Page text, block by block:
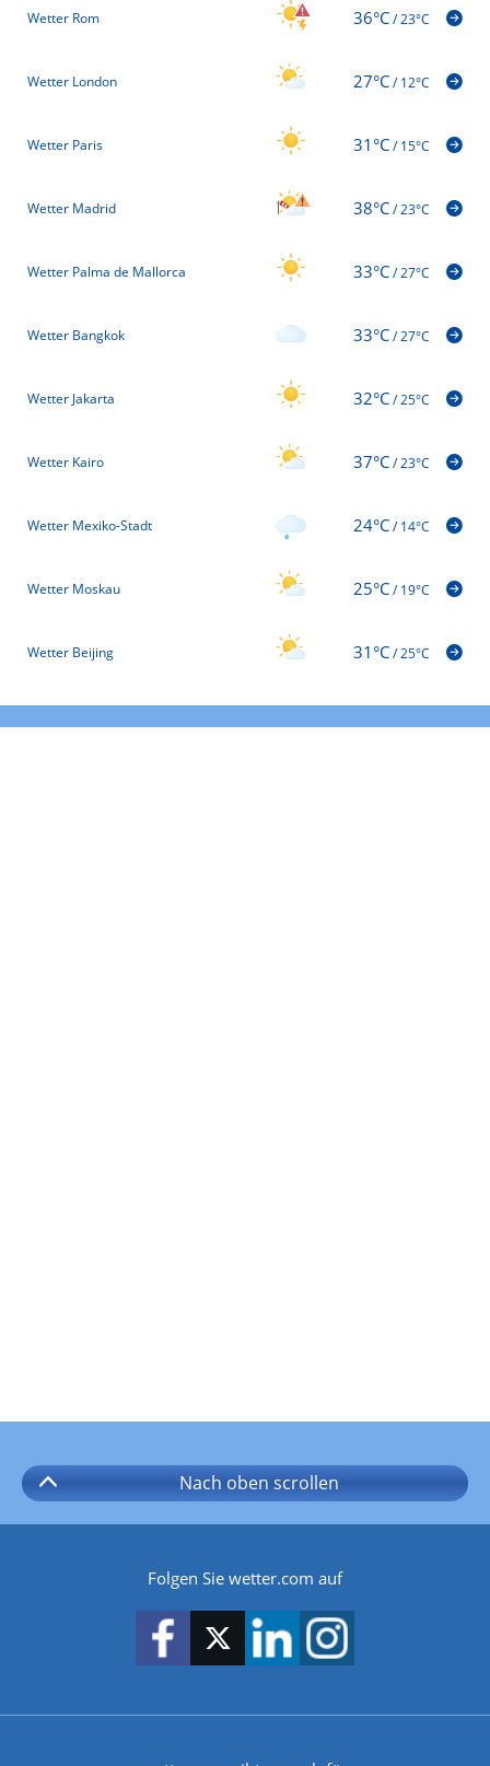
Wetter Rom 36°C/23°C
Wetter London 27°C/12°C
Wetter Paris 31°C/15°C
Wetter Madrid 38°C/23°C
Wetter Palma de Mallorca 33°C/27°C
Wetter Bangkok 33°C/27°C
Wetter Jakarta 32°C/25°C
Wetter Kairo 37°C/23°C
Wetter Mexiko-Stadt 24°C/14°C
Wetter Moskau 25°C/19°C
Wetter Beijing 31°C/25°C
Nach oben scrollen
Folgen Sie wetter.com auf